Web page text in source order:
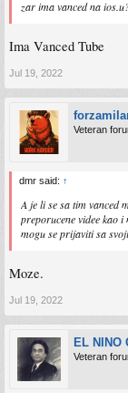
zar ima vanced na
Ima Vanced Tube
Jul 19, 2022
Veteran
dmr said: ↑
A je li se sa tim vanced
preporucene videe kao
mogu se prijaviti sa
Moze.
Jul 19, 2022
EL NINO
Veteran